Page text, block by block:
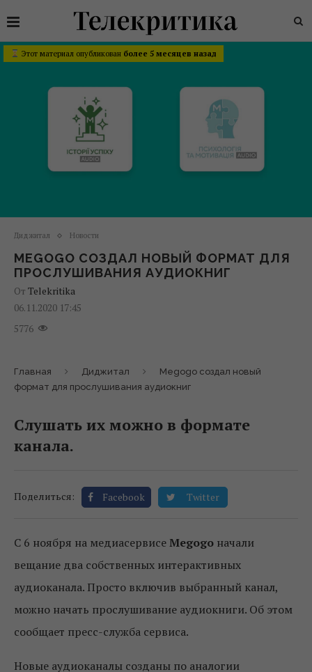
Этот материал опубликован более 5 месяцев назад
Диджитал Новости
MEGOGO СОЗДАЛ НОВЫЙ ФОРМАТ ДЛЯ
ПРОСЛУШИВАНИЯ АУДИОКНИГ
От Telekritika
06.11.2020 17:45
5776
Главная Диджитал
Megogo создал новый
формат для прослушивания аудиокниг
Слушать их можно в формате
канала.
Поделиться: Facebook Twitter
С 6 ноября на медиасервисеMegogo начали
вещание два собственных интерактивных
аудиоканала. Просто включив выбранный канал,
можно начать прослушивание аудиокниги. Об этом
сообщает пресс-служба сервиса.
Новые аудиоканалы созданы по аналогии